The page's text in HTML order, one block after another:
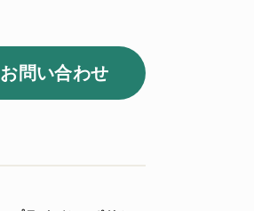
お問い合わせ